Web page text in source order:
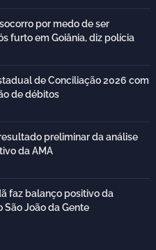
por medo de ser
furto em Goiânia, diz polícia
de Conciliação 2026 com
de débitos
preliminar da análise
da AMA
faz balanço positivo da
São João da Gente